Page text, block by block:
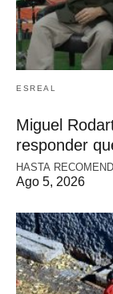
ESREAL
Miguel
responder
HASTA
Ago 5, 2026